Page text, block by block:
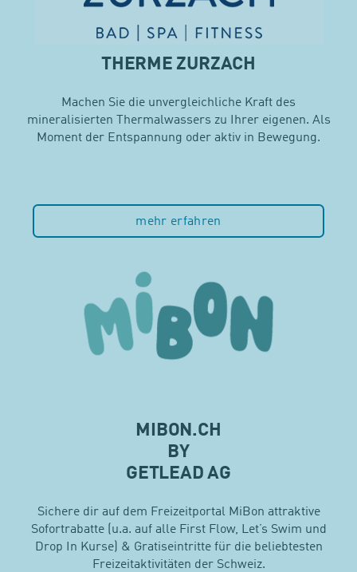
THERME ZURZACH
Machen Sie die unvergleichliche Kraft des
mineralisierten Thermalwassers zu Ihrer eigenen. Als
Moment der Entspannung oder aktiv in Bewegung.
mehr erfahren
MIBON.CH
BY
GETLEAD AG
Sichere dir auf dem Freizeitportal MiBon attraktive
Sofortrabatte (u.a. auf alle First Flow, Let’s Swim und
Drop In Kurse) & Gratiseintritte für die beliebtesten
Freizeitaktivitäten der Schweiz.